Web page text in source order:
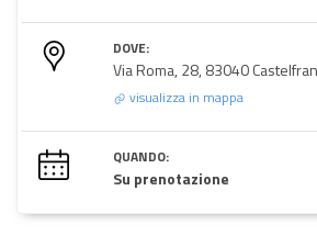
DOVE:
Via Roma, 28, 83040
visualizza in mappa
QUANDO:
Su prenotazione